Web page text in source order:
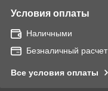
Условия оплаты
Наличными
Безналичный расчет
Все условия оплаты